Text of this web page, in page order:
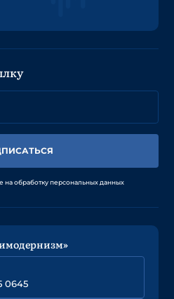
на обработку персональных данных
0645